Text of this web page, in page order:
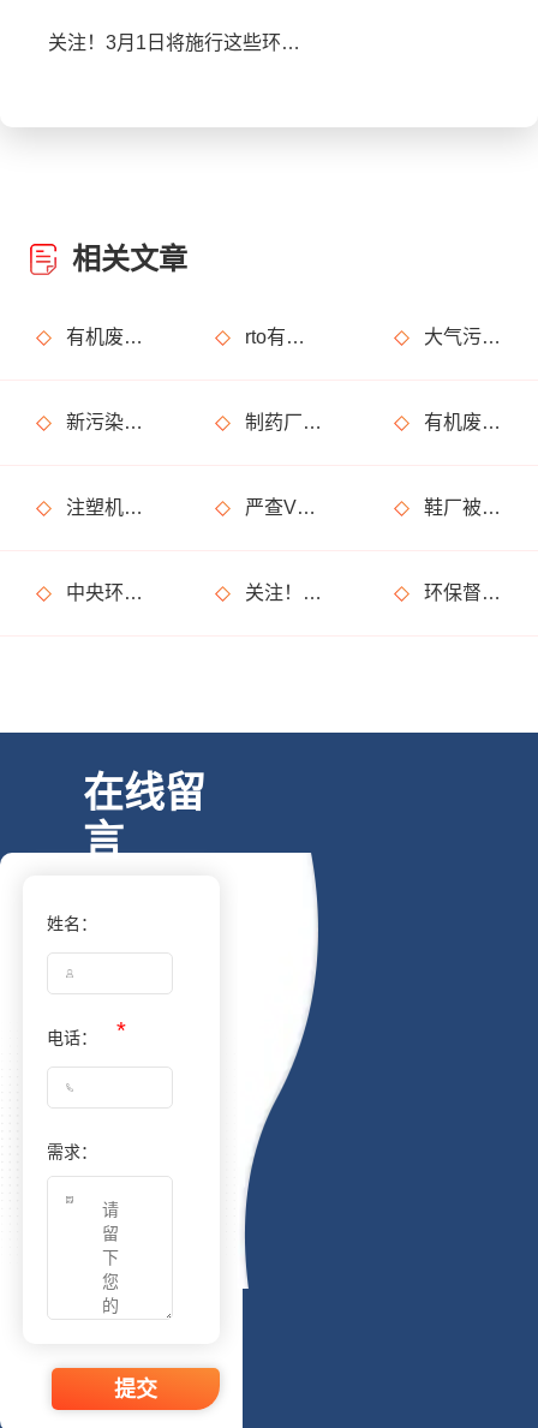
关注！3月1日将施行这些环保政策及行业标准，和你我生活有关！
相关文章
有机废气治理工艺效率高吗？ rto有机废气处理设备处理效果怎么样？ 大气污染烟气指的是什么？
新污染物是什么？治理难在哪？如何治？ 制药厂废气处理不达标怎么解决，有哪些废气处理设备可以用? 有机废气是什么?处理方法有哪些?
注塑机废气处理用什么设备?净化效果怎么样? 严查VOCs环境违法行为，工业企业要注意了 鞋厂被罚20万是怎么回事?是废气处理不达标?
中央环保督察亮出“利剑”，省级督察难道就不受关注了？ 关注！3月1日将施行这些环保政策及行业标准，和你我生活有关！ 环保督察又要来了?这些事儿坚决不能做!
在线留
言
姓名：
电话：
需求：
提交